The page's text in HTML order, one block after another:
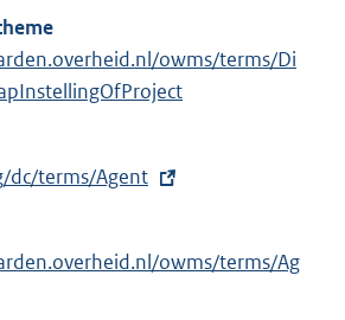
owms/terms/Di
dc/terms/Agent
owms/terms/Ag